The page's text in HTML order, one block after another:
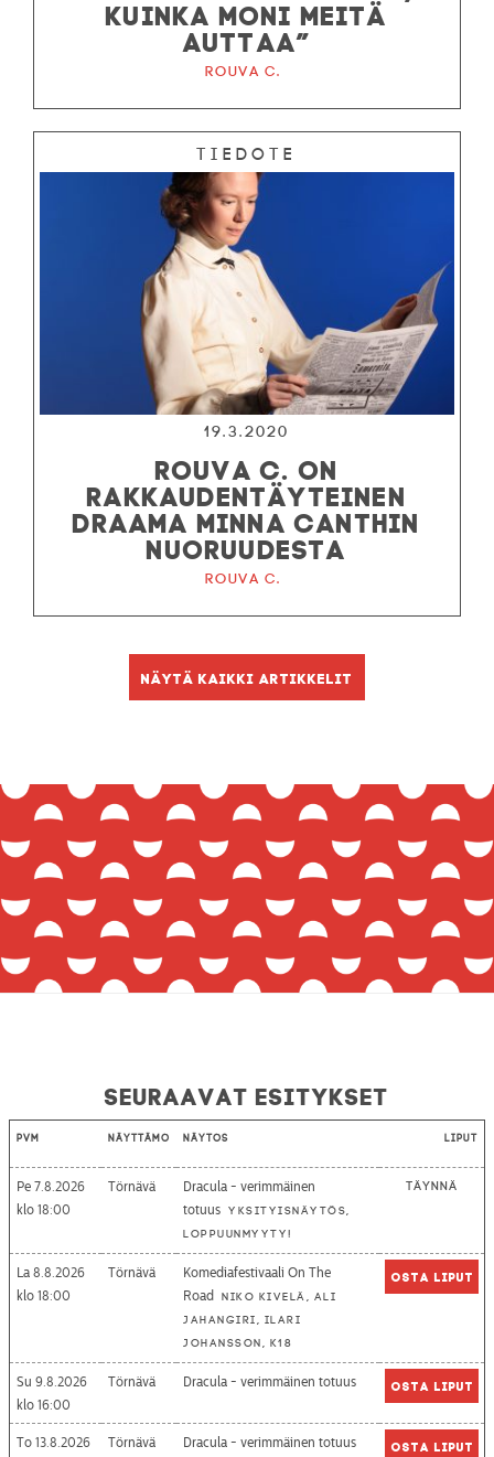
KUINKA MONI MEITÄ
AUTTAA”
Rouva C.
Tiedote
19.3.2020
ROUVA C. ON
RAKKAUDENTÄYTEINEN
DRAAMA MINNA CANTHIN
NUORUUDESTA
Rouva C.
Näytä kaikki artikkelit
Seuraavat esitykset
Pvm Näyttämö Näytös Liput
Pe 7.8.2026
18:00
Törnävä
Dracula - verimmäinen
totuus Yksityisnäytös,
loppuunmyyty!
Täynnä
La 8.8.2026
18:00
Törnävä
Komediafestivaali On The
Road
Niko Kivelä, Ali
Jahangiri, Ilari
Johansson, K18
Osta liput
Su 9.8.2026
16:00
Törnävä Dracula - verimmäinen totuus Osta liput
To 13.8.2026
Törnävä Dracula - verimmäinen totuus Osta liput